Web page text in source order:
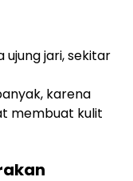
ujung jari, sekitar
karena
membuat kulit